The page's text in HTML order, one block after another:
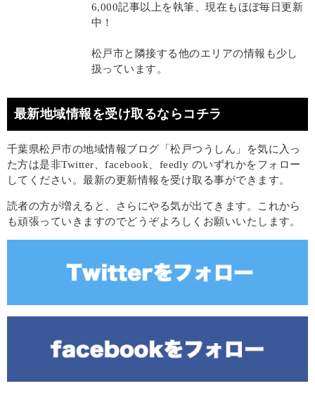
6,000記事以上を執筆、現在もほぼ毎日更新
中！
松戸市と隣接する他のエリアの情報も少し
扱っています。
最新地域情報を受け取るならコチラ
千葉県松戸市の地域情報ブログ「松戸つうしん」を気に入っ
た方は是非Twitter、facebook、feedly のいずれかをフォロー
してください。最新の更新情報を受け取る事ができます。
読者の方が増えると、さらにやる気が出てきます。これから
も頑張っていきますのでどうぞよろしくお願いいたします。